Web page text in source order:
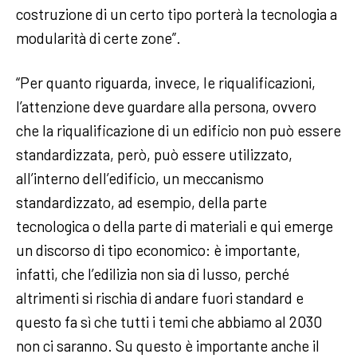
costruzione di un certo tipo porterà la tecnologia a
modularità di certe zone”.
“Per quanto riguarda, invece, le riqualificazioni,
l’attenzione deve guardare alla persona, ovvero
che la riqualificazione di un edificio non può essere
standardizzata, però, può essere utilizzato,
all’interno dell’edificio, un meccanismo
standardizzato, ad esempio, della parte
tecnologica o della parte di materiali e qui emerge
un discorso di tipo economico: è importante,
infatti, che l’edilizia non sia di lusso, perché
altrimenti si rischia di andare fuori standard e
questo fa sì che tutti i temi che abbiamo al 2030
non ci saranno. Su questo è importante anche il